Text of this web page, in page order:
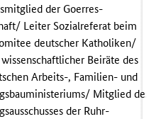
der Goerres-
Leiter Sozialreferat beim
deutscher Katholiken/
Beiräte des
Arbeits-, Familien- und
Mitglied des
der Ruhr-